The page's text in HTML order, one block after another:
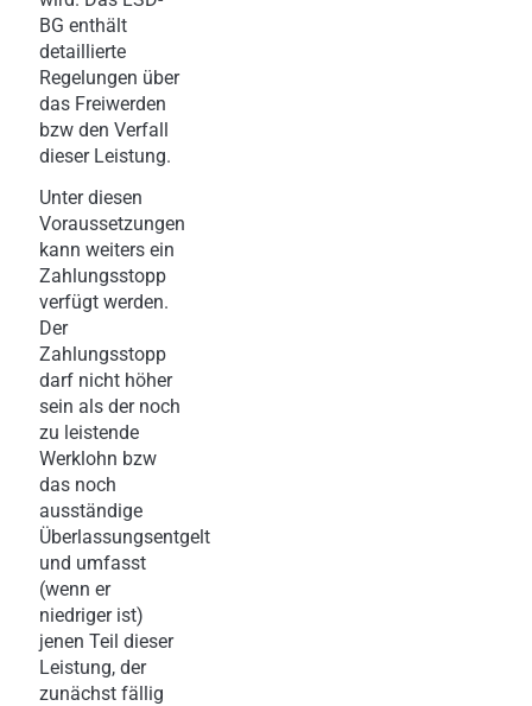
BG enthält
detaillierte
Regelungen über
das Freiwerden
bzw den Verfall
dieser Leistung.
Unter diesen
Voraussetzungen
kann weiters ein
Zahlungsstopp
verfügt werden.
Der
Zahlungsstopp
darf nicht höher
sein als der noch
zu leistende
Werklohn bzw
das noch
ausständige
Überlassungsentgelt
und umfasst
(wenn er
niedriger ist)
jenen Teil dieser
Leistung, der
zunächst fällig